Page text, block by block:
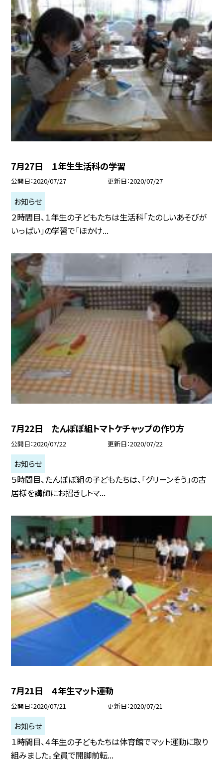
7月27日 １年生生活科の学習
公開日 2020/07/27 更新日 2020/07/27
お知らせ
２時間目、１年生の子どもたちは生活科「たのしいあそびが
いっぱい」の学習で「ほかけ...
7月22日 たんぽぽ組トマトケチャップの作り方
公開日 2020/07/22 更新日 2020/07/22
お知らせ
５時間目、たんぽぽ組の子どもたちは、「グリーンそう」の古
居様を講師にお招きしトマ...
7月21日 ４年生マット運動
公開日 2020/07/21 更新日 2020/07/21
お知らせ
１時間目、４年生の子どもたちは体育館でマット運動に取り
組みました。全員で開脚前転...